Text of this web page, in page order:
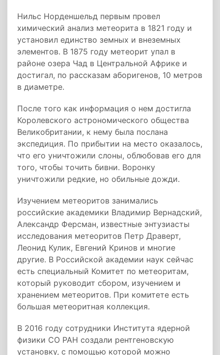
Нильс Норденшельд первым провел
химический анализ метеорита в 1821 году и
установил единство земных и внеземных
элементов. В 1875 году метеорит упал в
районе озера Чад в Центральной Африке и
достигал, по рассказам аборигенов, 10 метров
в диаметре.
После того как информация о нем достигла
Королевского астрономического общества
Великобритании, к нему была послана
экспедиция. По прибытии на место оказалось,
что его уничтожили слоны, облюбовав его для
того, чтобы точить бивни. Воронку
уничтожили редкие, но обильные дожди.
Изучением метеоритов занимались
российские академики Владимир Вернадский,
Александр Ферсман, известные энтузиасты
исследования метеоритов Петр Драверт,
Леонид Кулик, Евгений Кринов и многие
другие. В Российской академии наук сейчас
есть специальный Комитет по метеоритам,
который руководит сбором, изучением и
хранением метеоритов. При комитете есть
большая метеоритная коллекция.
В 2016 году сотрудники Института ядерной
физики СО РАН создали рентгеновскую
установку, с помощью которой можно